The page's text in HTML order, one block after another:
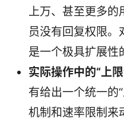
上万、甚至更多
员没有回复权限。
是一个极具扩展性
实际操作中的“上
有给出一个统一的
机制和速率限制来